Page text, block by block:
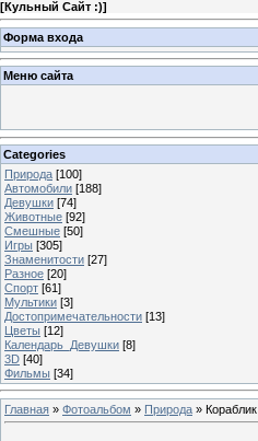
[Кульный Сайт :)]
Форма входа
Меню сайта
Categories
Природа [100]
Автомобили [188]
Девушки [74]
Животные [92]
Смешные [50]
Игры [305]
Знаменитости [27]
Разное [20]
Спорт [61]
Мультики [3]
Достопримечательности [13]
Цветы [12]
Календарь_Девушки [8]
3D [40]
Фильмы [34]
Главная » Фотоальбом » Природа » Кораблик